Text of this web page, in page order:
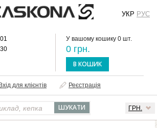
У вашому кошику 0 шт.
0 грн.
В КОШИК
Вхід для клієнтів Реєстрація
ГРН.
УКР РУС